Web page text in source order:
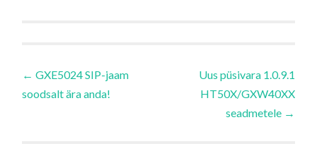
Navigeerimine
← GXE5024 SIP-jaam
soodsalt ära anda!
Uus püsivara 1.0.9.1
HT50X/GXW40XX
seadmetele →